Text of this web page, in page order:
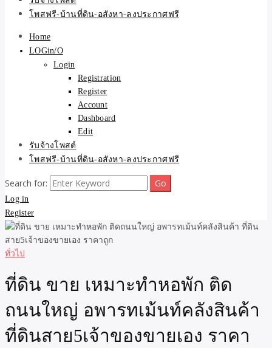
โพสฟรี-บ้านที่ดิน-อสังหา-ลงประกาศฟรี
Home
LOGin/O
Login
Registration
Register
Account
Dashboard
Edit
รับจ้างโพสต์
โพสฟรี-บ้านที่ดิน-อสังหา-ลงประกาศฟรี
Search for:
Log in
Register
ทั่วไป
ที่ดิน ขาย เหมาะทำหอพัก ติด
ถนนใหญ่ อพารทเม้นท์คลังสินค้า
ที่ดินสาย5เจ้าของขายเอง ราคา